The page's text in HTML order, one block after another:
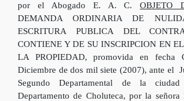
por el Abogado E. A. C.OBJETO
DEMANDA ORDINARIA DE
ESCRITURA PUBLICA DEL
CONTIENE Y DE SU INSCRIPCION EN
LA PROPIEDAD, promovida en fecha
Diciembre de dos mil siete (2007), ante el
Segundo Departamental de la
Departamento de Choluteca, por la